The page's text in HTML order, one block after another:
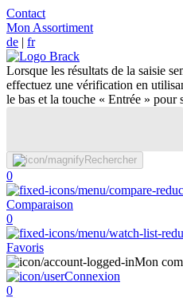
Contact
Mon Assortiment
de | fr
Lorsque les résultats de la saisie
effectuez une vérification en
le bas et la touche « Entrée » pour
Rechercher
0
Comparaison
0
Favoris
Mon
Connexion
0